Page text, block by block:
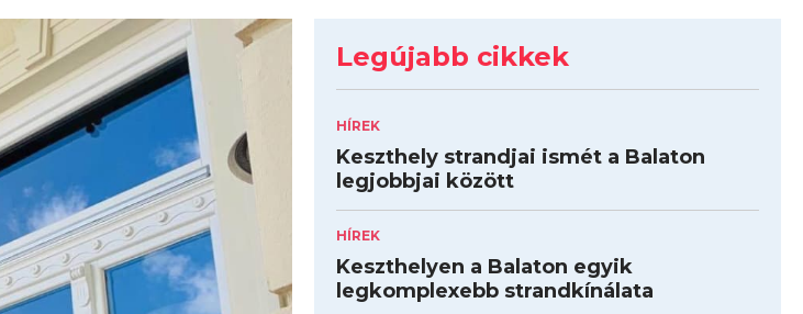
Legújabb cikkek
HÍREK
Keszthely strandjai ismét a Balaton
legjobbjai között
HÍREK
Keszthelyen a Balaton egyik
legkomplexebb strandkínálata